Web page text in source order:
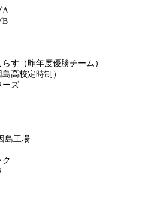
A
B
す（昨年度優勝チーム）
高校定時制）
ーズ
島工場